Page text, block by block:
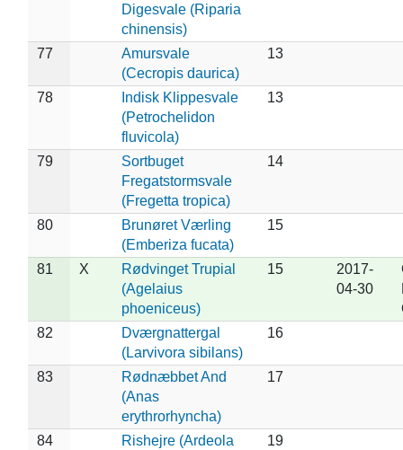
Digesvale (Riparia
chinensis)
77
Amursvale
(Cecropis daurica)
13
78
Indisk Klippesvale
(Petrochelidon
fluvicola)
13
79
Sortbuget
Fregatstormsvale
(Fregetta tropica)
14
80
Brunøret Værling
(Emberiza fucata)
15
81 X
Rødvinget Trupial
(Agelaius
phoeniceus)
15
2017-
04-30
82
Dværgnattergal
(Larvivora sibilans)
16
83
Rødnæbbet And
(Anas
erythrorhyncha)
17
84
Rishejre (Ardeola
19